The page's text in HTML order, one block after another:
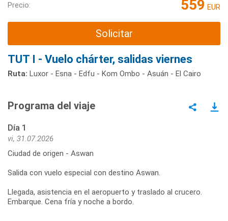
Precio: 559 EUR
Solicitar
TUT I - Vuelo chárter, salidas viernes
Ruta: Luxor - Esna - Edfu - Kom Ombo - Asuán - El Cairo
Programa del viaje
Día 1
vi, 31.07.2026
Ciudad de origen - Aswan
Salida con vuelo especial con destino Aswan.
Llegada, asistencia en el aeropuerto y traslado al crucero.
Embarque. Cena fría y noche a bordo.